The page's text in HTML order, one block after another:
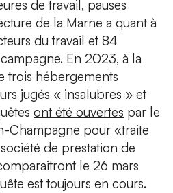
de travail, pauses
de la Marne a quant à
du travail et 84
En 2023, à la
trois hébergements
jugés « insalubres » et
ont été ouvertes par le
Champagne pour «traite
de prestation de
le 26 mars
est toujours en cours.